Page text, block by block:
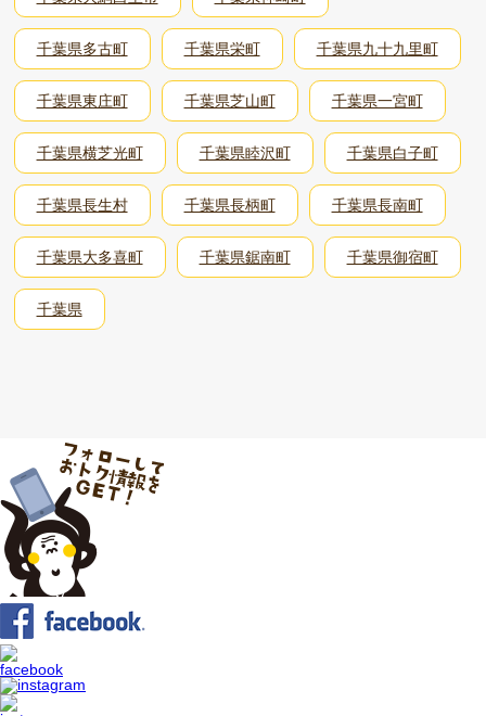
千葉県多古町 千葉県栄町 千葉県九十九里町
千葉県東庄町 千葉県芝山町 千葉県一宮町
千葉県横芝光町 千葉県睦沢町 千葉県白子町
千葉県長生村 千葉県長柄町 千葉県長南町
千葉県大多喜町 千葉県鋸南町 千葉県御宿町
千葉県